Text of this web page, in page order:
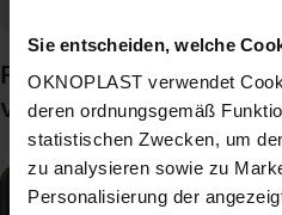
Sie entscheiden, welche
OKNOPLAST verwendet
deren ordnungsgemäß
statistischen Zwecken, um
zu analysieren sowie zu
Personalisierung der
Fenster austauschen: So
verbessern den